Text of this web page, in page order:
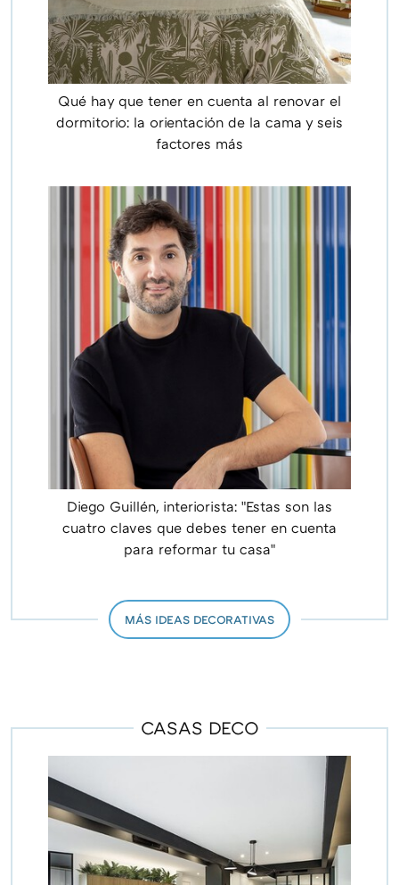
Qué hay que tener en cuenta al renovar el
dormitorio: la orientación de la cama y seis
factores más
Diego Guillén, interiorista: "Estas son las
cuatro claves que debes tener en cuenta
para reformar tu casa"
MÁS IDEAS DECORATIVAS
CASAS DECO